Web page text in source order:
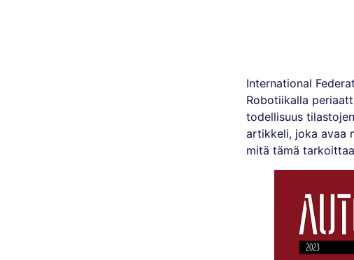
International
Robotiikalla
todellisuus
artikkeli, joka avaa
mitä tämä